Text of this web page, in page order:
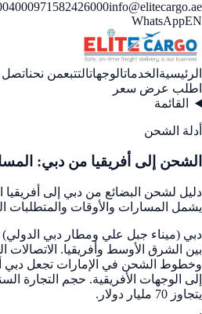
00971582426000info@elitecargo.ae
WhatsAppEN
الرئيسية الخدماتالوجهاتالتتبعمن نحناتصل
اطلب عرض سعر
القائمة
أدلة الشحن
الشحن إلى أفريقيا من دبي:
دليل لشحن البضائع من دبي إلى أفريقيا
يشمل المسارات والأوقات والمتطلبات
دبي (ميناء جبل علي ومطار دبي الدولي)
بين الشرق الأوسط وأفريقيا.
وخطوط الشحن في الإمارات تجعل دبي
إلى الوجهات الأفريقية. حجم التجارة
يتجاوز 70 مليار دولار.